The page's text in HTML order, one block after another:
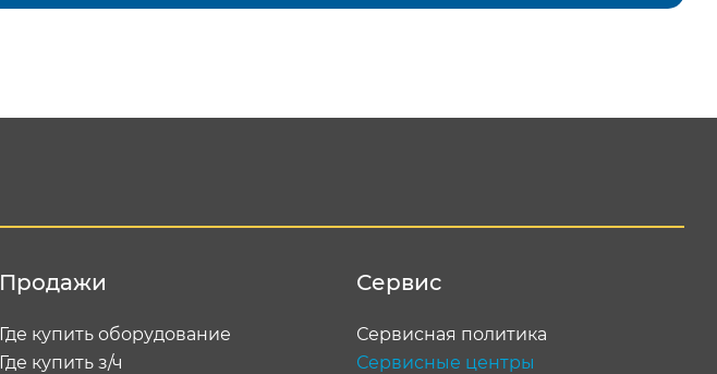
Продажи
Где купить оборудование
Где купить з/ч
Сервис
Сервисная политика
Сервисные центры